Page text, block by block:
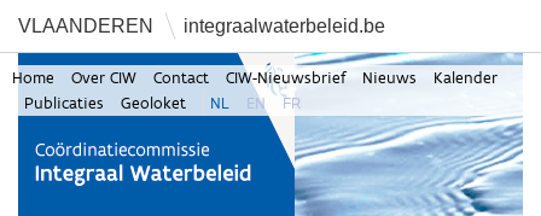
VLAANDEREN integraalwaterbeleid.be
Home Over CIW Contact CIW-Nieuwsbrief Nieuws
Kalender
Publicaties
Geoloket NL EN FR